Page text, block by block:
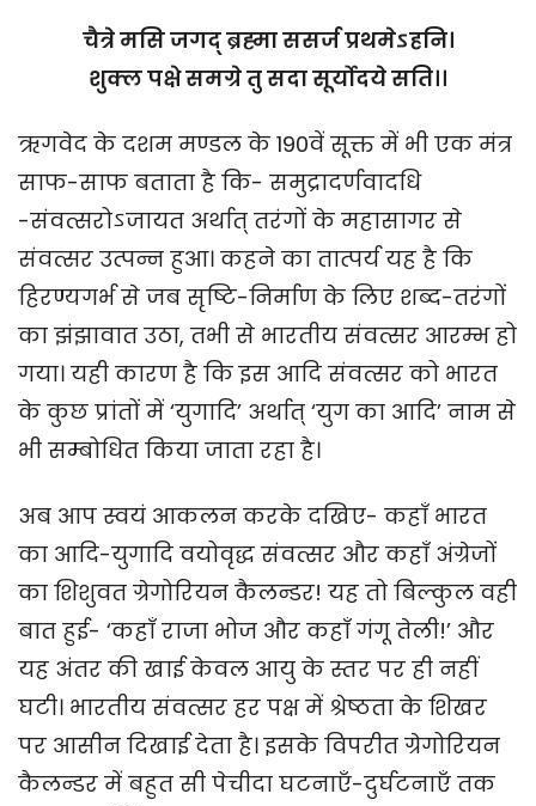
चैत्रे मसि जगद् ब्रह्मा ससर्ज प्रथमेऽहनि।
शुक्ल पक्षे समग्रे तु सदा सूर्योदये सति।।
ऋगवेद के दशम मण्डल के 190वें सूक्त में भी एक मंत्र
साफ-साफ बताता है कि- समुद्रादर्णवादधि
-संवत्सरोऽजायत अर्थात् तरंगों के महासागर से
संवत्सर उत्पन्न हुआ। कहने का तात्पर्य यह है कि
हिरण्यगर्भ से जब सृष्टि-निर्माण के लिए शब्द-तरंगों
का झंझावात उठा, तभी से भारतीय संवत्सर आरम्भ हो
गया। यही कारण है कि इस आदि संवत्सर को भारत
के कुछ प्रांतों में ‘युगादि’ अर्थात् ‘युग का आदि’ नाम से
भी सम्बोधित किया जाता रहा है।
अब आप स्वयं आकलन करके दखिए- कहाँ भारत
का आदि-युगादि वयोवृद्ध संवत्सर और कहाँ अंग्रेजों
का शिशुवत ग्रेगोरियन कैलन्डर! यह तो बिल्कुल वही
बात हुई- ‘कहाँ राजा भोज और कहाँ गंगू तेली!’ और
यह अंतर की खाई केवल आयु के स्तर पर ही नहीं
घटी। भारतीय संवत्सर हर पक्ष में श्रेष्ठता के शिखर
पर आसीन दिखाई देता है। इसके विपरीत ग्रेगोरियन
कैलन्डर में बहुत सी पेचीदा घटनाएँ-दुर्घटनाएँ तक